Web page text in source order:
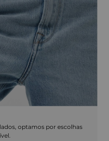
MODERN DOJO SOHO DARK
R$ 2.306,00
R$ 384,33sem juros